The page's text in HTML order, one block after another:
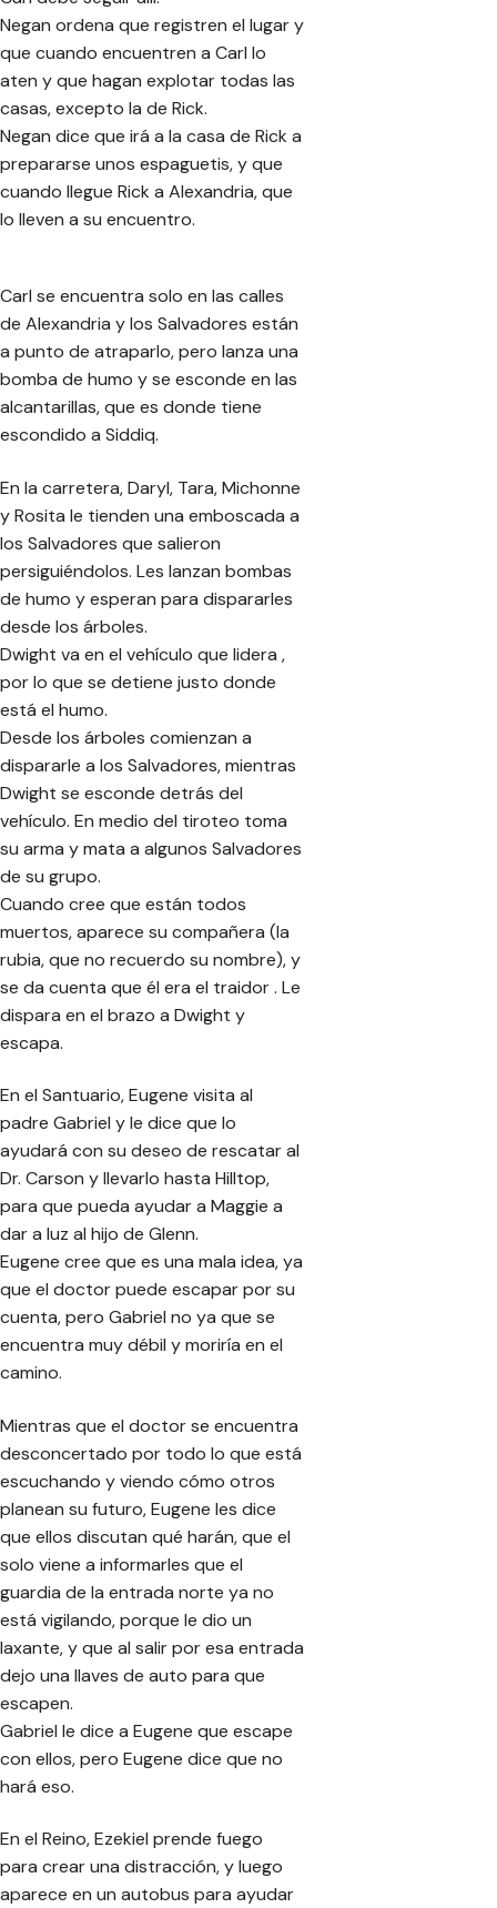
Negan ordena que registren el lugar y
que cuando encuentren a Carl lo
aten y que hagan explotar todas las
casas, excepto la de Rick.
Negan dice que irá a la casa de Rick a
prepararse unos espaguetis, y que
cuando llegue Rick a Alexandria, que
lo lleven a su encuentro.
Carl se encuentra solo en las calles
de Alexandria y los Salvadores están
a punto de atraparlo, pero lanza una
bomba de humo y se esconde en las
alcantarillas, que es donde tiene
escondido a Siddiq.
En la carretera, Daryl, Tara, Michonne
y Rosita le tienden una emboscada a
los Salvadores que salieron
persiguiéndolos. Les lanzan bombas
de humo y esperan para dispararles
desde los árboles.
Dwight va en el vehículo que lidera ,
por lo que se detiene justo donde
está el humo.
Desde los árboles comienzan a
dispararle a los Salvadores, mientras
Dwight se esconde detrás del
vehículo. En medio del tiroteo toma
su arma y mata a algunos Salvadores
de su grupo.
Cuando cree que están todos
muertos, aparece su compañera (la
rubia, que no recuerdo su nombre), y
se da cuenta que él era el traidor . Le
dispara en el brazo a Dwight y
escapa.
En el Santuario, Eugene visita al
padre Gabriel y le dice que lo
ayudará con su deseo de rescatar al
Dr. Carson y llevarlo hasta Hilltop,
para que pueda ayudar a Maggie a
dar a luz al hijo de Glenn.
Eugene cree que es una mala idea, ya
que el doctor puede escapar por su
cuenta, pero Gabriel no ya que se
encuentra muy débil y moriría en el
camino.
Mientras que el doctor se encuentra
desconcertado por todo lo que está
escuchando y viendo cómo otros
planean su futuro, Eugene les dice
que ellos discutan qué harán, que el
solo viene a informarles que el
guardia de la entrada norte ya no
está vigilando, porque le dio un
laxante, y que al salir por esa entrada
dejo una llaves de auto para que
escapen.
Gabriel le dice a Eugene que escape
con ellos, pero Eugene dice que no
hará eso.
En el Reino, Ezekiel prende fuego
para crear una distracción, y luego
aparece en un autobus para ayudar